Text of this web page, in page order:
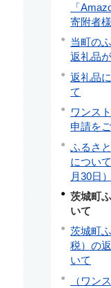
「
寄附者
当町の
返礼品
返礼品
て
ワンス
申請を
ふるさ
につい
月30日）
茨城町
いて
茨城町
税）の
いて
（ワン